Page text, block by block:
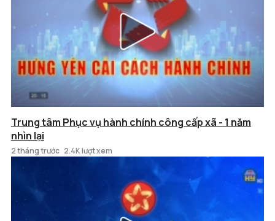
Trung tâm Phục vụ hành chính công cấp xã - 1 năm
nhìn lại
2 tháng trước 2.4K lượt xem